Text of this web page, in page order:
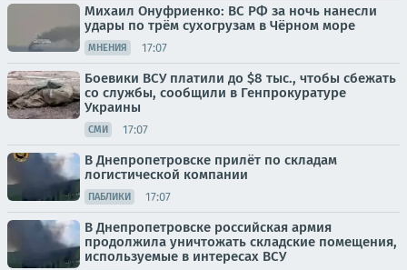
Михаил Онуфриенко: ВС РФ за ночь нанесли
удары по трём сухогрузам в Чёрном море
МНЕНИЯ 17:07
Боевики ВСУ платили до $8 тыс., чтобы сбежать
со службы, сообщили в Генпрокуратуре
Украины
СМИ 17:07
В Днепропетровске прилёт по складам
логистической компании
ПАБЛИКИ 17:07
В Днепропетровске российская армия
продолжила уничтожать складские помещения,
используемые в интересах ВСУ